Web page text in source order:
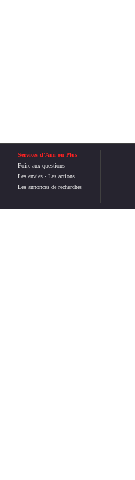
Services d'Ami ou Plus
Foire aux questions
Les envies - Les actions
Les annonces de recherches